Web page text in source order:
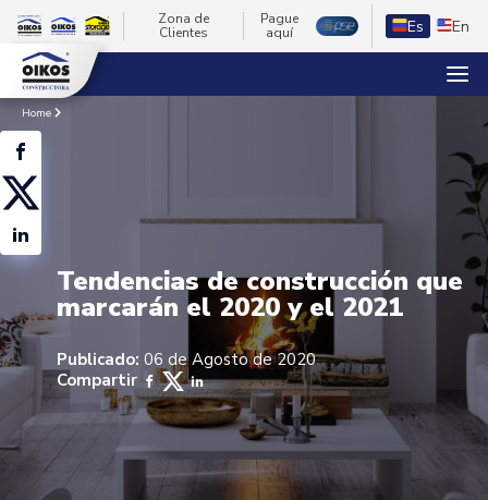
Zona de
Clientes
Pague
aquí
Es En
Home
Tendencias de construcción que
marcarán el 2020 y el 2021
Publicado: 06 de Agosto de 2020
Compartir